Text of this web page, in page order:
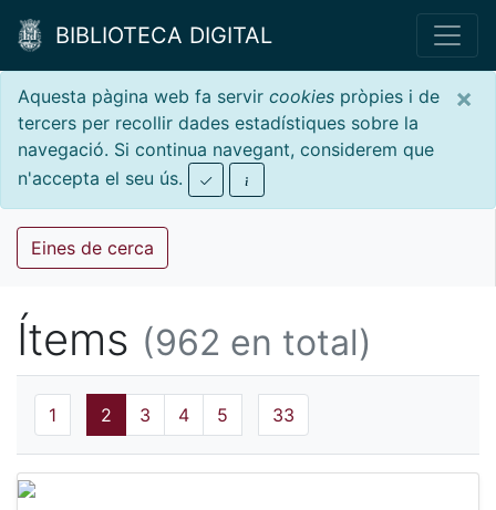
BIBLIOTECA DIGITAL
×
Aquesta pàgina web fa servir cookies pròpies i de
tercers per recollir dades estadístiques sobre la
navegació. Si continua navegant, considerem que
n'accepta el seu ús.
Eines de cerca
Ítems (962 en total)
1 2 3 4 5 33